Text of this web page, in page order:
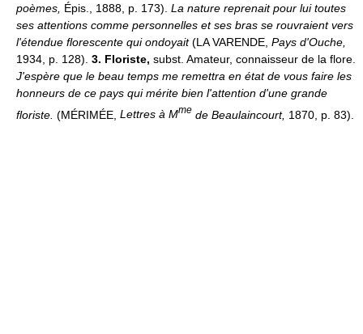
poèmes, Épis., 1888, p. 173). La nature reprenait pour lui toutes
ses attentions comme personnelles et ses bras se rouvraient vers
l'étendue florescente qui ondoyait(LA VARENDE, Pays d'Ouche,
1934, p. 128). 3. Floriste, subst. Amateur, connaisseur de la flore.
J'espère que le beau temps me remettra en état de vous faire les
honneurs de ce pays qui mérite bien l'attention d'une grande
floriste. (MÉRIMÉE, Lettres à Mme de Beaulaincourt, 1870, p. 83).